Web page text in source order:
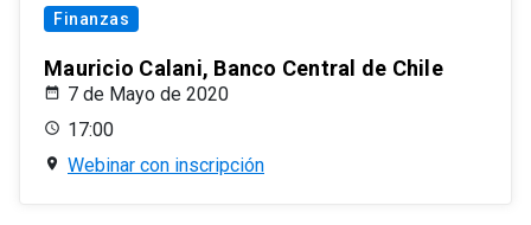
Finanzas
Mauricio Calani, Banco Central de Chile
7 de Mayo de 2020
17:00
Webinar con inscripción